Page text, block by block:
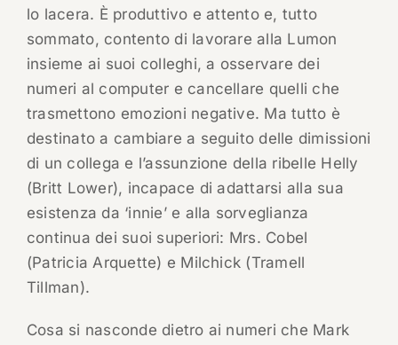
lo lacera. È produttivo e attento e, tutto
sommato, contento di lavorare alla Lumon
insieme ai suoi colleghi, a osservare dei
numeri al computer e cancellare quelli che
trasmettono emozioni negative. Ma tutto è
destinato a cambiare a seguito delle dimissioni
di un collega e l’assunzione della ribelle Helly
(Britt Lower), incapace di adattarsi alla sua
esistenza da ‘innie’ e alla sorveglianza
continua dei suoi superiori: Mrs. Cobel
(Patricia Arquette) e Milchick (Tramell
Tillman).
Cosa si nasconde dietro ai numeri che Mark